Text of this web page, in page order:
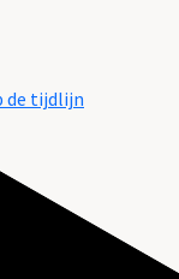
de tijdlijn